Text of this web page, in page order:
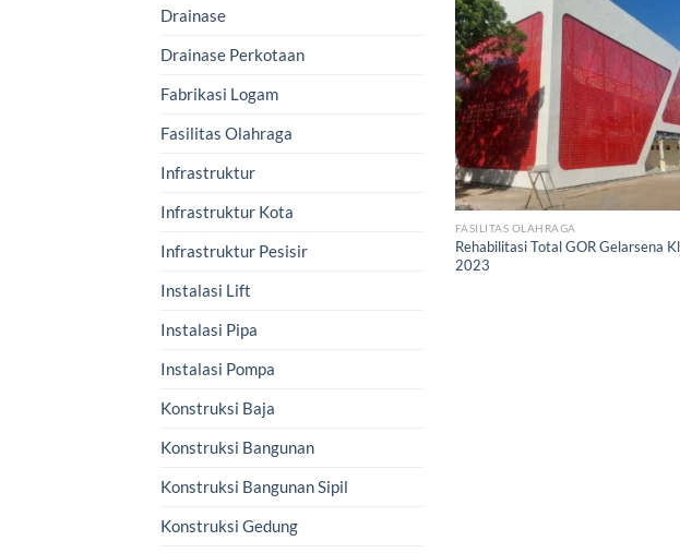
Drainase
Drainase Perkotaan
Fabrikasi Logam
Fasilitas Olahraga
Infrastruktur
Infrastruktur Kota
Infrastruktur Pesisir
Instalasi Lift
Instalasi Pipa
Instalasi Pompa
Konstruksi Baja
Konstruksi Bangunan
Konstruksi Bangunan Sipil
Konstruksi Gedung
FASILITAS OLAHRAGA
Rehabilitasi Total GOR Gelarsena
2023